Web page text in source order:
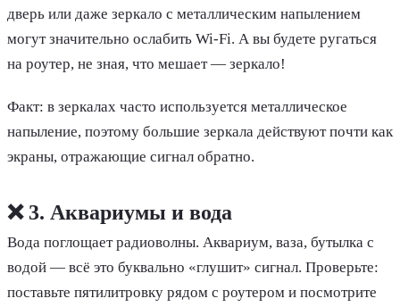
дверь или даже зеркало с металлическим напылением
могут значительно ослабить Wi-Fi. А вы будете ругаться
на роутер, не зная, что мешает — зеркало!
Факт: в зеркалах часто используется металлическое
напыление, поэтому большие зеркала действуют почти как
экраны, отражающие сигнал обратно.
❌ 3. Аквариумы и вода
Вода поглощает радиоволны. Аквариум, ваза, бутылка с
водой — всё это буквально «глушит» сигнал. Проверьте:
поставьте пятилитровку рядом с роутером и посмотрите